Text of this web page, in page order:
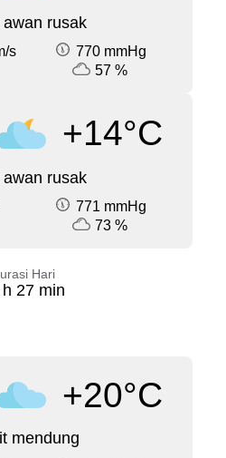
awan rusak
s
770 mmHg
57 %
+14°C
awan rusak
771 mmHg
73 %
Hari
27 min
+20°C
mendung